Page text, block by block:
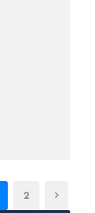
2